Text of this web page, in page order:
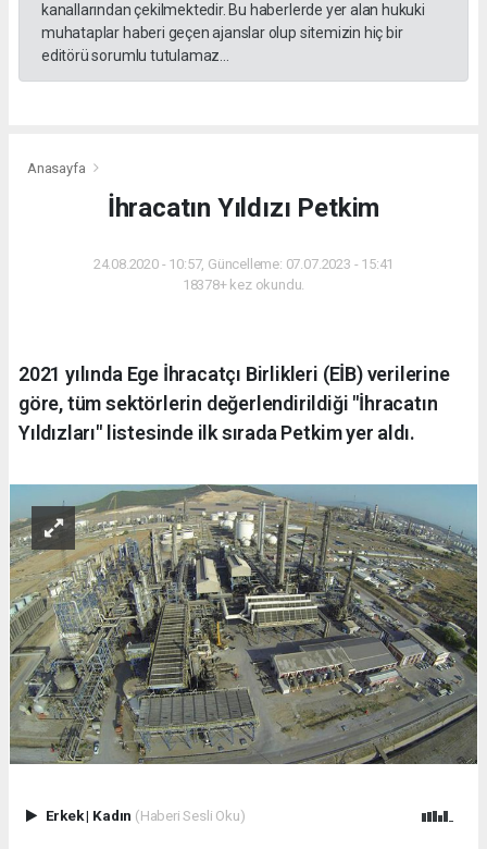
kanallarından çekilmektedir. Bu haberlerde yer alan hukuki
muhataplar haberi geçen ajanslar olup sitemizin hiç bir
editörü sorumlu tutulamaz...
Anasayfa
İhracatın Yıldızı Petkim
24.08.2020 - 10:57, Güncelleme: 07.07.2023 - 15:41
18378+ kez okundu.
2021 yılında Ege İhracatçı Birlikleri (EİB) verilerine
göre, tüm sektörlerin değerlendirildiği "İhracatın
Yıldızları" listesinde ilk sırada Petkim yer aldı.
Erkek| Kadın (Haberi Sesli Oku)